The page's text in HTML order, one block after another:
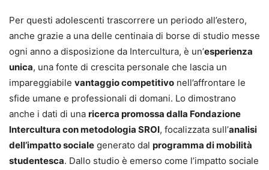
Per questi adolescenti trascorrere un periodo all’estero,
anche grazie a una delle centinaia di borse di studio messe
ogni anno a disposizione da Intercultura, è un’esperienza
unica, una fonte di crescita personale che lascia un
impareggiabile vantaggio competitivo nell’affrontare le
sfide umane e professionali di domani. Lo dimostrano
anche i dati di una ricerca promossa dalla Fondazione
Intercultura con metodologia SROI, focalizzata sull’analisi
dell’impatto sociale generato dal programma di mobilità
studentesca. Dallo studio è emerso come l’impatto sociale